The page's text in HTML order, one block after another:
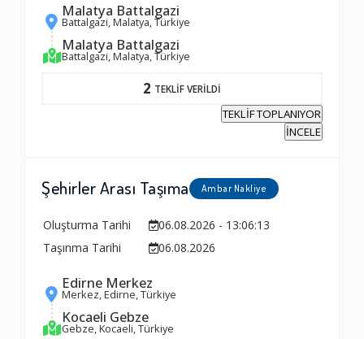
Malatya Battalgazi
Battalgazi, Malatya, Türkiye
Malatya Battalgazi
Battalgazi, Malatya, Türkiye
2 TEKLİF VERİLDİ
TEKLİF TOPLANIYOR
İNCELE
Şehirler Arası Taşıma Ambar Nakliye
Oluşturma Tarihi
06.08.2026 - 13:06:13
Taşınma Tarihi
06.08.2026
Edirne Merkez
Merkez, Edirne, Türkiye
Kocaeli Gebze
Gebze, Kocaeli, Türkiye